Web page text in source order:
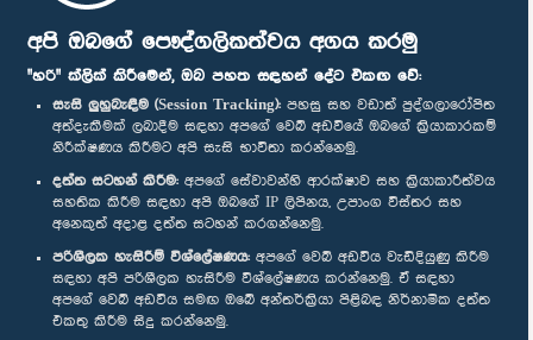
අපි ඔබගේ පෞද්ගලිකත්වය අගය කරමු
"හරි" ක්ලික් කිරීමෙන්, ඔබ පහත සඳහන් දේට එකඟ වේ:
සැසි ලුහුබැඳීම (Session Tracking): පහසු සහ වඩාත් පුද්ගලාරෝපිත
අත්දැකීමක් ලබාදීම සඳහා අපගේ වෙබ් අඩවියේ ඔබගේ ක්‍රියාකාරකම්
නිරීක්ෂණය කිරීමට අපි සැසි භාවිතා කරන්නෙමු.
දත්ත සටහන් කිරීම: අපගේ සේවාවන්හි ආරක්ෂාව සහ ක්‍රියාකාරීත්වය
සහතික කිරීම සඳහා අපි ඔබගේ IP ලිපිනය, උපාංග විස්තර සහ
අනෙකුත් අදාළ දත්ත සටහන් කරගන්නෙමු.
පරිශීලක හැසිරීම් විශ්ලේෂණය: අපගේ වෙබ් අඩවිය වැඩිදියුණු කිරීම
සඳහා අපි පරිශීලක හැසිරීම විශ්ලේෂණය කරන්නෙමු. ඒ සඳහා
අපගේ වෙබ් අඩවිය සමඟ ඔබේ අන්තර්ක්‍රියා පිළිබඳ නිර්නාමික දත්ත
එකතු කිරීම සිදු කරන්නෙමු.
පාර්ලිමේන්තු ජංගම යෙදුම
අප හා සම්බන්ධ වී සිටින්න :
සම්මාන
පෞද්ගලිකත්ව ප්‍රතිපත්තිය